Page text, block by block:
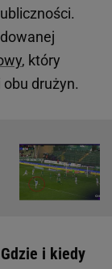
, który
drużyn.
i kiedy